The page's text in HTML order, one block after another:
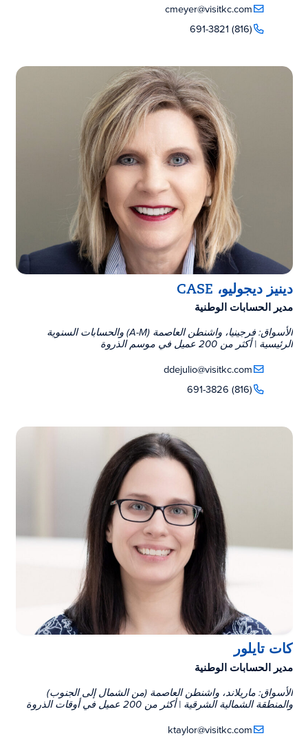
cmeyer@visitkc.com
(816) 691-3821
دينيز ديجوليو، CASE
مدير الحسابات الوطنية
الأسواق: فرجينيا، واشنطن العاصمة (A-M) والحسابات السنوية
الرئيسية | أكثر من 200 عميل في موسم الذروة
ddejulio@visitkc.com
(816) 691-3826
كات تايلور
مدير الحسابات الوطنية
الأسواق: ماريلاند، واشنطن العاصمة (من الشمال إلى الجنوب)
والمنطقة الشمالية الشرقية | أكثر من 200 عميل في أوقات الذروة
ktaylor@visitkc.com